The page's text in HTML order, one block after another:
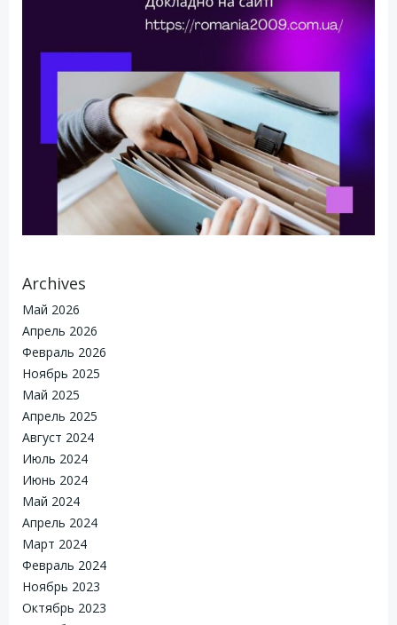
Archives
Май 2026
Апрель 2026
Февраль 2026
Ноябрь 2025
Май 2025
Апрель 2025
Август 2024
Июль 2024
Июнь 2024
Май 2024
Апрель 2024
Март 2024
Февраль 2024
Ноябрь 2023
Октябрь 2023